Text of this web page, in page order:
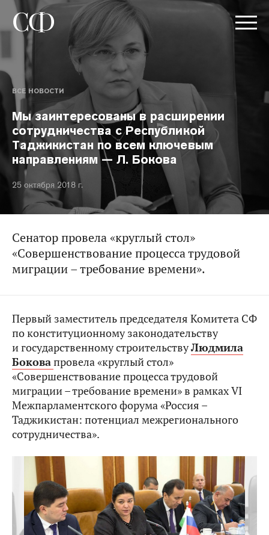
ВСЕ НОВОСТИ
Мы заинтересованы в расширении
сотрудничества с Республикой
Таджикистан по всем ключевым
направлениям — Л. Бокова
25 октября 2018 г.
Сенатор провела «круглый стол»
«Совершенствование процесса трудовой
миграции – требование времени».
Первый заместитель председателя Комитета СФ
по конституционному законодательству
и государственному строительствуЛюдмила
Боковапровела «круглый стол»
«Совершенствование процесса трудовой
миграции – требование времени» в рамках VI
Межпарламентского форума «Россия –
Таджикистан: потенциал межрегионального
сотрудничества».